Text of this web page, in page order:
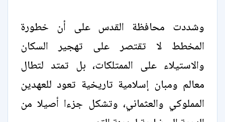
وشددت محافظة القدس على أن خطورة
المخطط لا تقتصر على تهجير السكان
والاستيلاء على الممتلكات، بل تمتد لتطال
معالم ومبان إسلامية تاريخية تعود للعهدين
المملوكي والعثماني، وتشكل جزءا أصيلا من